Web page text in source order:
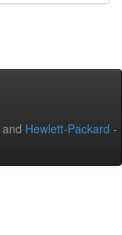
and Hewlett-Packard -